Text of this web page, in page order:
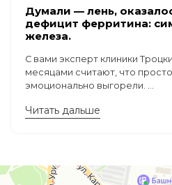
Думали — лень,
дефицит ферритина:
железа.
С вами эксперт клиники
месяцами считают, что
эмоционально выгорели. ...
Читать дальше